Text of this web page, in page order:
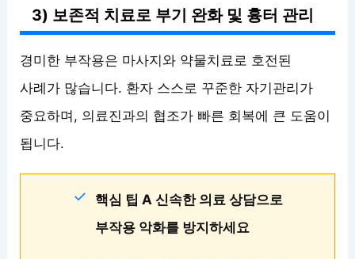
3) 보존적 치료로 부기 완화 및 흉터 관리
경미한 부작용은 마사지와 약물치료로 호전된
사례가 많습니다. 환자 스스로 꾸준한 자기관리가
중요하며, 의료진과의 협조가 빠른 회복에 큰 도움이
됩니다.
핵심 팁 A 신속한 의료 상담으로
부작용 악화를 방지하세요